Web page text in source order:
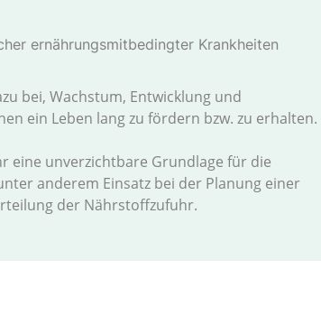
ernährungsmitbedingter Krankheiten
bei, Wachstum, Entwicklung und
ein Leben lang zu fördern bzw. zu erhalten.
eine unverzichtbare Grundlage für die
anderem Einsatz bei der Planung einer
der Nährstoffzufuhr.